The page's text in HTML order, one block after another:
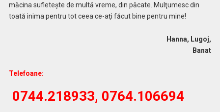
măcina sufleteşte de multă vreme, din păcate. Mulţumesc din
toată inima pentru tot ceea ce-aţi făcut bine pentru mine!
Hanna, Lugoj,
Banat
Telefoane:
0744.218933, 0764.106694